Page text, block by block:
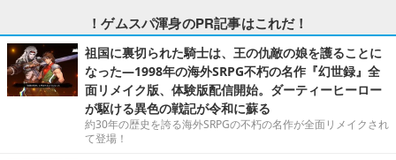
！ゲムスパ渾身のPR記事はこれだ！
祖国に裏切られた騎士は、王の仇敵の娘を護ることに
なった―1998年の海外SRPG不朽の名作『幻世録』全
面リメイク版、体験版配信開始。ダーティーヒーロー
が駆ける異色の戦記が令和に蘇る
約30年の歴史を誇る海外SRPGの不朽の名作が全面リメイクされ
て登場！